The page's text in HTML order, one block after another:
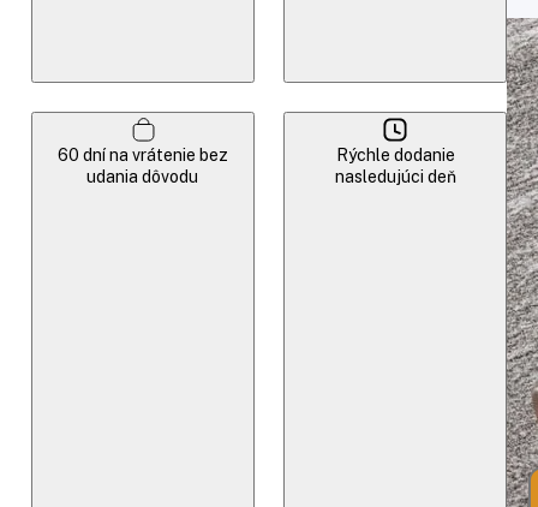
60 dní na vrátenie bez
udania dôvodu
Rýchle dodanie
nasledujúci deň